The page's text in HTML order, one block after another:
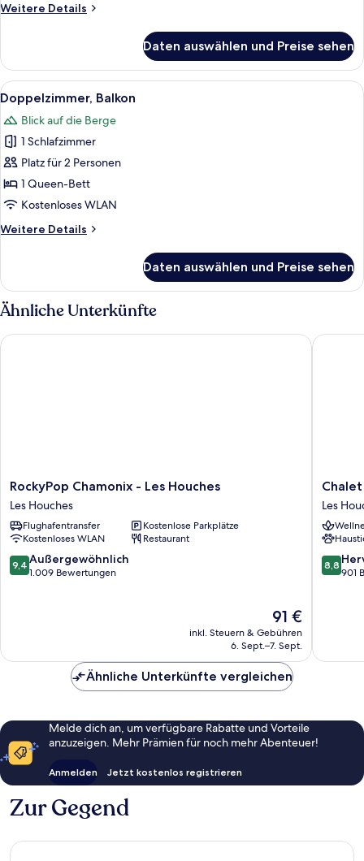
Blanc
Room
PMR
Mont-
Blanc
side
anzeigen
Weitere Details
Weitere
double
mobilité
réduite
côté
Mont-
Blanc
/
Double
Room
PMR
Mont-
Daten auswählen und Preise sehen
Alle
Fotos
für
Doppelzimmer,
Balkon
anzeigen
Ein modernes Badezimmer mit
6
Doppelzimmer, Balkon
Blick auf die Berge
1 Schlafzimmer
Platz für 2 Personen
1 Queen-Bett
Kostenloses WLAN
Weitere Details
Weitere
Balkon
Daten auswählen und Preise sehen
Ähnliche Unterkünfte
RockyPop
Chamonix
-
Les
Houches
Les
Houches
RockyPop Chamonix - Les Houches
Les Houches
Flughafentransfer
Kostenlose Parkplätze
Kostenloses WLAN
Restaurant
9.4
von
9,4 Außergewöhnlich
1.009 Bewertungen
Der
Preis
beträgt
91 €
inkl. Steuern & Gebühren
6. Sept.–7. Sept.
RockyPop Chamonix - Les Houches
Chalet
Hotel
Les
Les
Les
8.8
von
8,8
901
Chalet
Ähnliche Unterkünfte vergleichen
Melde dich an, um verfügbare Rabatte und Vorteile
anzuzeigen. Mehr Prämien für noch mehr Abenteuer!
Anmelden Jetzt kostenlos registrieren
Zur Gegend